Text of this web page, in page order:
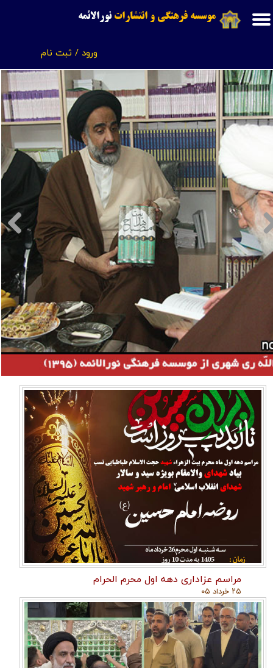
موسسه فرهنگی و انتشاراتنورالائمه
ورود / ثبت نام
حساب کاربری من
سفارشات
خروج از حساب کاربری
مراسم عزاداری دهه اول محرم الحرام
۲۵ خرداد ۰۵